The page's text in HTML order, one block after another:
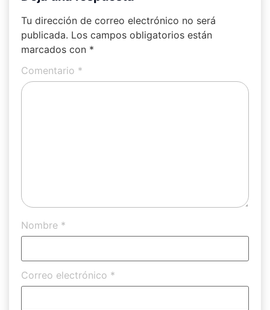
Tu dirección de correo electrónico no será
publicada. Los campos obligatorios están
marcados con *
Comentario *
Nombre *
Correo electrónico *